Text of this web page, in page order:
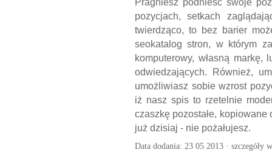
Pragniesz podnieść swoje
pozycjach, setkach
twierdząco, to bez barier
seokatalog stron, w którym
komputerowy, własną
odwiedzających. Również,
umożliwiasz sobie wzrost
iż nasz spis to rzetelnie
czaszkę pozostałe,
już dzisiaj - nie pożałujesz.
Data dodania: 23 05 2013 · szczegóły